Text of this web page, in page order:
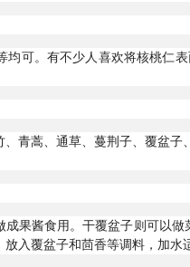
可。有不少人喜欢将核桃仁
青蒿、通草、蔓荆子、覆盆
果酱食用。干覆盆子则可以
入覆盆子和茴香等调料，加水